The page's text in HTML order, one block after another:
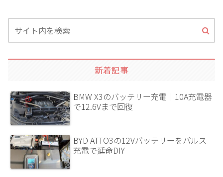
新着記事
BMW X3のバッテリー充電｜10A充電器
で12.6Vまで回復
BYD ATTO3の12Vバッテリーをパルス
充電で延命DIY